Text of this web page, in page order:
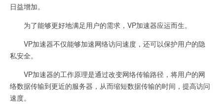
日益增加。
为了能够更好地满足用户的需求，VP加速器应运而生。
VP加速器不仅能够加速网络访问速度，还可以保护用户的隐
私安全。
VP加速器的工作原理是通过改变网络传输路径，将用户的网
络数据传输到更近的服务器，从而缩短数据传输的时间，提高访问
速度。